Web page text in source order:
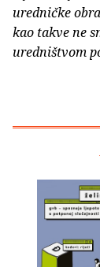
uredničke
kao takve ne
uredništvom